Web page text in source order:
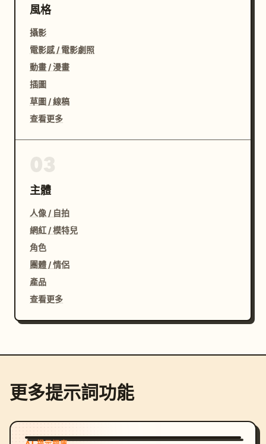
風格
攝影
電影感 / 電影劇照
動畫 / 漫畫
插圖
草圖 / 線稿
查看更多
主體
人像 / 自拍
網紅 / 模特兒
角色
團體 / 情侶
產品
查看更多
更多提示詞功能